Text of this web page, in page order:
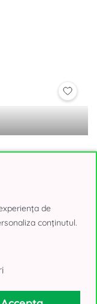
de
conținutul.